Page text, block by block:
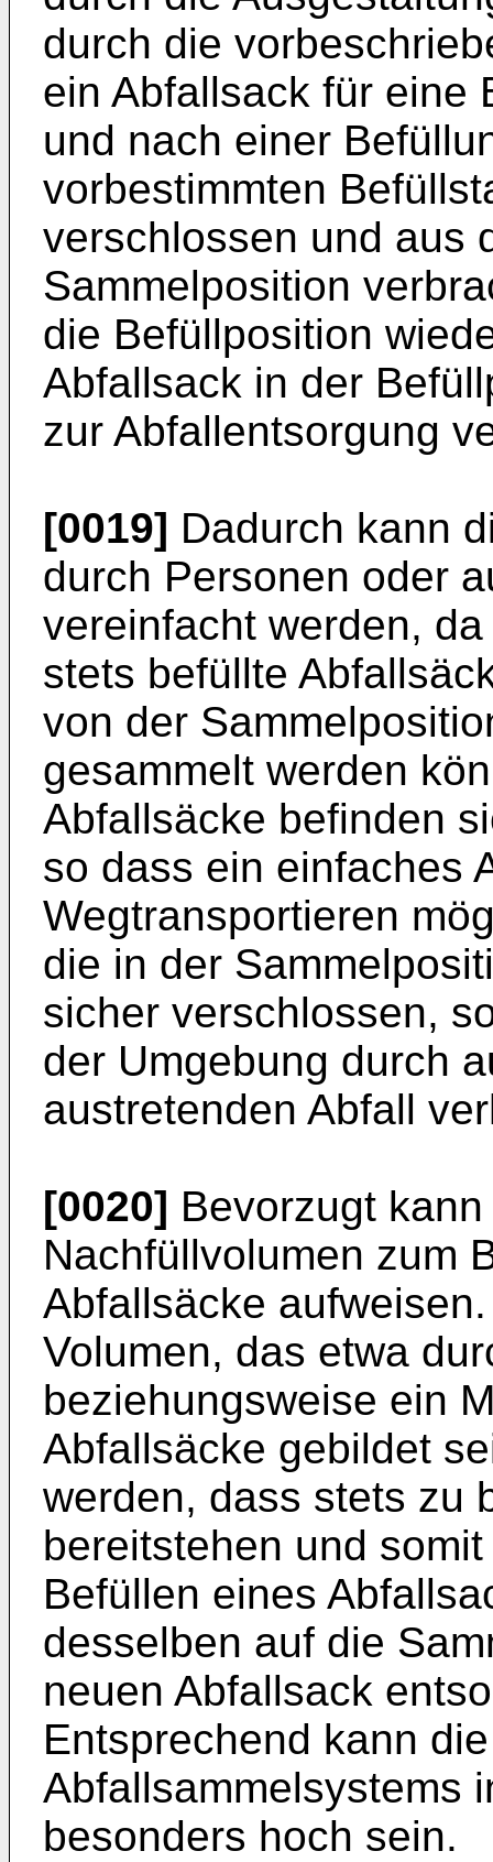
durch die
ein Abfallsack für eine
und nach einer
vorbestimmten
verschlossen und aus
Sammelposition
die Befüllposition
Abfallsack in der
zur Abfallentsorgung
[0019] Dadurch kann
durch Personen oder
vereinfacht werden,
stets befüllte
von der
gesammelt werden
Abfallsäcke befinden
so dass ein einfaches
Wegtransportieren
die in der
sicher verschlossen,
der Umgebung durch
austretenden Abfall
[0020] Bevorzugt
Nachfüllvolumen zum
Abfallsäcke
Volumen, das etwa
beziehungsweise ein
Abfallsäcke gebildet
werden, dass stets zu
bereitstehen und
Befüllen eines
desselben auf die
neuen Abfallsack
Entsprechend kann
Abfallsammelsystems
besonders hoch sein.